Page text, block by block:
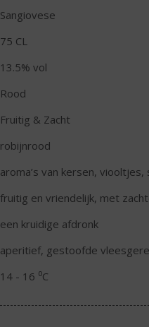
Sangiovese
75 CL
13.5% vol
Rood
Fruitig & Zacht
robijnrood
aroma’s van kersen, viooltjes,
fruitig en vriendelijk, met
een kruidige afdronk
aperitief, gestoofde
14 - 16 ⁰C